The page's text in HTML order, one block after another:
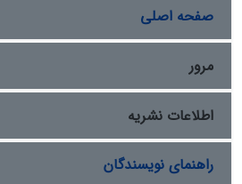
صفحه اصلی
مرور
اطلاعات نشریه
راهنمای نویسندگان